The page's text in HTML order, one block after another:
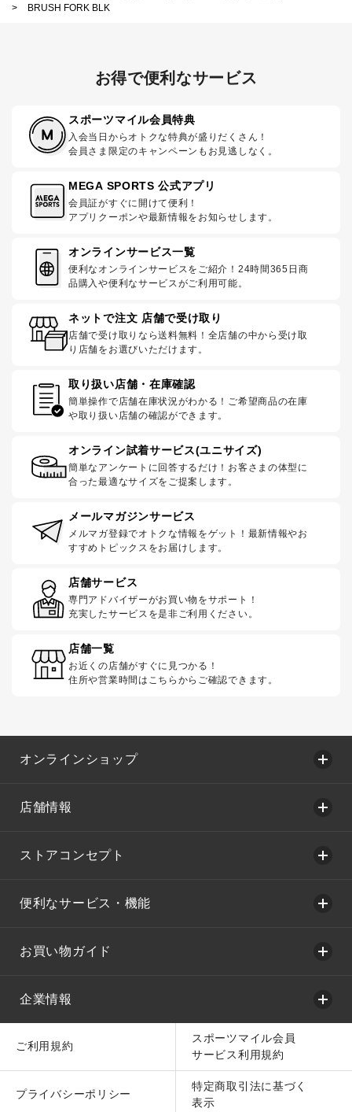
>
BRUSH FORK BLK
お得で便利なサービス
スポーツマイル会員特典
入会当日からオトクな特典が盛りだくさん！
会員さま限定のキャンペーンもお見逃しなく。
MEGA SPORTS 公式アプリ
会員証がすぐに開けて便利！
アプリクーポンや最新情報をお知らせします。
オンラインサービス一覧
便利なオンラインサービスをご紹介！24時間365日商
品購入や便利なサービスがご利用可能。
ネットで注文 店舗で受け取り
店舗で受け取りなら送料無料！全店舗の中から受け取
り店舗をお選びいただけます。
取り扱い店舗・在庫確認
簡単操作で店舗在庫状況がわかる！ご希望商品の在庫
や取り扱い店舗の確認ができます。
オンライン試着サービス(ユニサイズ)
簡単なアンケートに回答するだけ！お客さまの体型に
合った最適なサイズをご提案します。
メールマガジンサービス
メルマガ登録でオトクな情報をゲット！最新情報やお
すすめトピックスをお届けします。
店舗サービス
専門アドバイザーがお買い物をサポート！
充実したサービスを是非ご利用ください。
店舗一覧
お近くの店舗がすぐに見つかる！
住所や営業時間はこちらからご確認できます。
オンラインショップ
店舗情報
ストアコンセプト
便利なサービス・機能
お買い物ガイド
企業情報
ご利用規約
スポーツマイル会員
サービス利用規約
プライバシーポリシー
特定商取引法に基づく
表示